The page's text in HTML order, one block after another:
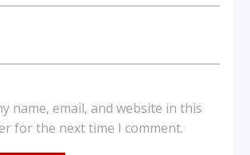
name, email, and website in this
for the next time I comment.